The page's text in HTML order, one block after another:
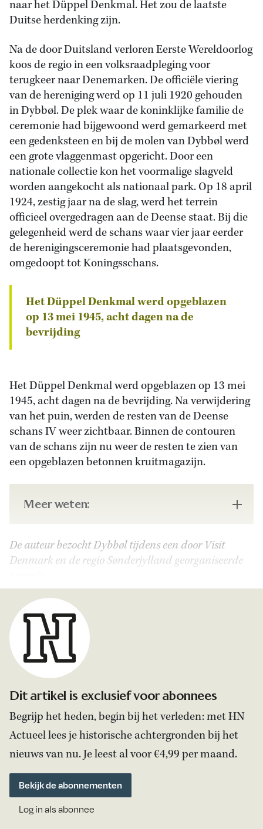
naar het Düppel Denkmal. Het zou de laatste
Duitse herdenking zijn.
Na de door Duitsland verloren Eerste Wereldoorlog
koos de regio in een volksraadpleging voor
terugkeer naar Denemarken. De officiële viering
van de hereniging werd op 11 juli 1920 gehouden
in Dybbøl. De plek waar de koninklijke familie de
ceremonie had bijgewoond werd gemarkeerd met
een gedenksteen en bij de molen van Dybbøl werd
een grote vlaggenmast opgericht. Door een
nationale collectie kon het voormalige slagveld
worden aangekocht als nationaal park. Op 18 april
1924, zestig jaar na de slag, werd het terrein
officieel overgedragen aan de Deense staat. Bij die
gelegenheid werd de schans waar vier jaar eerder
de herenigingsceremonie had plaatsgevonden,
omgedoopt tot Koningsschans.
Het Düppel Denkmal werd opgeblazen
op 13 mei 1945, acht dagen na de
bevrijding
Het Düppel Denkmal werd opgeblazen op 13 mei
1945, acht dagen na de bevrijding. Na verwijdering
van het puin, werden de resten van de Deense
schans IV weer zichtbaar. Binnen de contouren
van de schans zijn nu weer de resten te zien van
een opgeblazen betonnen kruitmagazijn.
Meer weten:
De auteur bezocht Dybbøl tijdens een door Visit
Denmark en de regio Sønderjylland georganiseerde
Dit artikel is exclusief voor abonnees
Begrijp het heden, begin bij het verleden: met HN
Actueel lees je historische achtergronden bij het
nieuws van nu. Je leest al voor €4,99 per maand.
Bekijk de abonnementen
Log in als abonnee